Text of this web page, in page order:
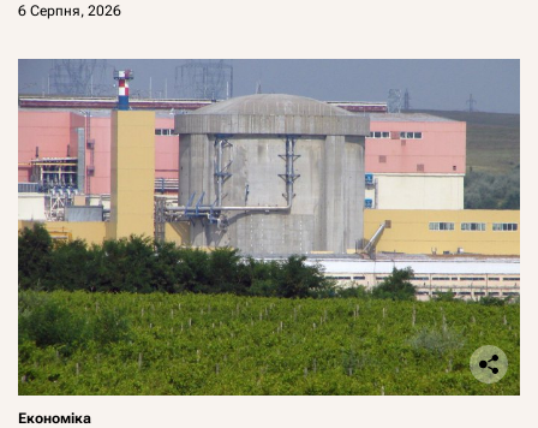
6 Серпня, 2026
Економіка